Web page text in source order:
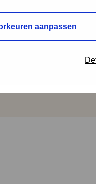
aanpassen
voorraad, levertijd en